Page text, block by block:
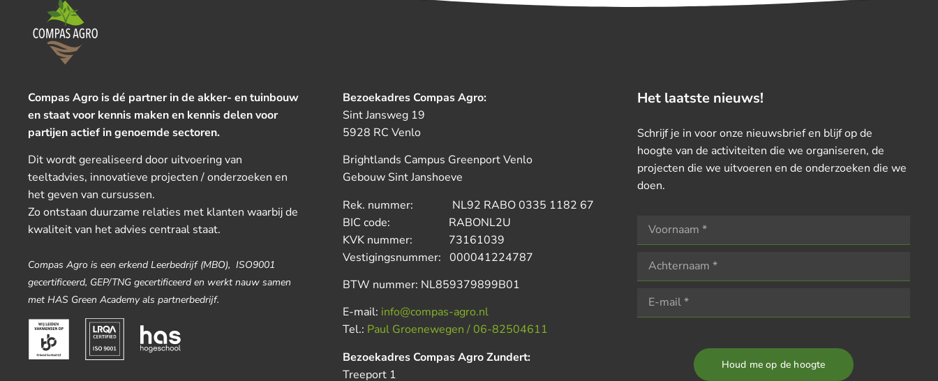
Compas Agro is dé partner in de akker- en tuinbouw
en staat voor kennis maken en kennis delen voor
partijen actief in genoemde sectoren.
Dit wordt gerealiseerd door uitvoering van
teeltadvies, innovatieve projecten / onderzoeken en
het geven van cursussen.
Zo ontstaan duurzame relaties met klanten waarbij de
kwaliteit van het advies centraal staat.
Compas Agro is een erkend Leerbedrijf (MBO), ISO9001
gecertificeerd, GEP/TNG gecertificeerd en werkt nauw samen
met HAS Green Academy als partnerbedrijf.
Bezoekadres Compas Agro:
Sint Jansweg 19
5928 RC Venlo
Brightlands Campus Greenport Venlo
Gebouw Sint Janshoeve
Rek. nummer: NL92 RABO 0335 1182 67
BIC code: RABONL2U
KVK nummer: 73161039
Vestigingsnummer: 000041224787
BTW nummer: NL859379899B01
E-mail: info@compas-agro.nl
Tel.: Paul Groenewegen / 06-82504611
Bezoekadres Compas Agro Zundert:
Treeport 1
Het laatste nieuws!
Schrijf je in voor onze nieuwsbrief en blijf op de
hoogte van de activiteiten die we organiseren, de
projecten die we uitvoeren en de onderzoeken die we
doen.
Houd me op de hoogte